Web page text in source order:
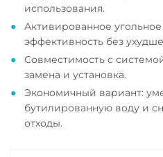
использования.
Активированное
эффективность без
Совместимость с
замена и установка.
Экономичный вариант:
бутилированную воду и
отходы.